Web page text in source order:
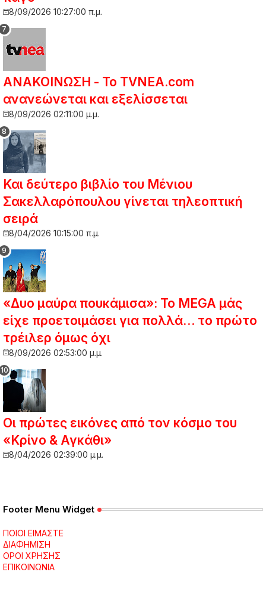
8/09/2026 10:27:00 π.μ.
ΑΝΑΚΟΙΝΩΣΗ - Το TVNEA.com
ανανεώνεται και εξελίσσεται
8/09/2026 02:11:00 μ.μ.
Και δεύτερο βιβλίο του Μένιου
Σακελλαρόπουλου γίνεται τηλεοπτική
σειρά
8/04/2026 10:15:00 π.μ.
«Δυο μαύρα πουκάμισα»: Το MEGA μάς
είχε προετοιμάσει για πολλά… το πρώτο
τρέιλερ όμως όχι
8/09/2026 02:53:00 μ.μ.
Οι πρώτες εικόνες από τον κόσμο του
«Κρίνο & Αγκάθι»
8/04/2026 02:39:00 μ.μ.
Footer Menu Widget
ΠΟΙΟΙ ΕΙΜΑΣΤΕ
ΔΙΑΦΗΜΙΣΗ
ΟΡΟΙ ΧΡΗΣΗΣ
ΕΠΙΚΟΙΝΩΝΙΑ